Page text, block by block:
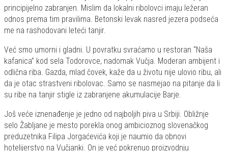
principijelno zabranjen. Mislim da lokalni ribolovci imaju ležeran
odnos prema tim pravilima. Betonski levak nasred jezera podseća
me na rashodovani leteći tanjir.
Već smo umorni i gladni. U povratku svraćamo u restoran “Naša
kafanica” kod sela Todorovce, nadomak Vučja. Moderan ambijent i
odlična riba. Gazda, mlad čovek, kaže da u životu nije ulovio ribu, ali
da je otac strastveni ribolovac. Samo se nasmejao na pitanje da li
su ribe na tanjir stigle iz zabranjene akumulacije Barje.
Još veće iznenađenje je jedno od najboljih piva u Srbiji. Obližnje
selo Žabljane je mesto porekla onog ambicioznog slovenačkog
preduzetnika Filipa Jorgaćevića koji je naumio da obnovi
hotelijerstvo na Vučjanki. On je već pokrenuo proizvodnju